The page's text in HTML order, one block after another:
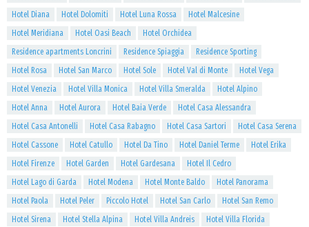
Hotel Diana
Hotel Dolomiti Hotel Luna Rossa
Hotel Malcesine
Hotel Meridiana
Hotel Oasi Beach
Hotel Orchidea
Residence apartments Loncrini
Residence Spiaggia
Residence Sporting
Hotel Rosa
Hotel San Marco Hotel Sole Hotel Val di Monte
Hotel Vega
Hotel Venezia
Hotel Villa Monica Hotel Villa Smeralda
Hotel Alpino
Hotel Anna
Hotel Aurora Hotel Baia Verde
Hotel Casa Alessandra
Hotel Casa Antonelli
Hotel Casa Rabagno Hotel Casa Sartori
Hotel Casa Serena
Hotel Cassone
Hotel Catullo Hotel Da Tino Hotel Daniel Terme
Hotel Erika
Hotel Firenze
Hotel Garden Hotel Gardesana
Hotel Il Cedro
Hotel Lago di Garda
Hotel Modena Hotel Monte Baldo
Hotel Panorama
Hotel Paola
Hotel Peler Piccolo Hotel Hotel San Carlo
Hotel San Remo
Hotel Sirena
Hotel Stella Alpina Hotel Villa Andreis
Hotel Villa Florida